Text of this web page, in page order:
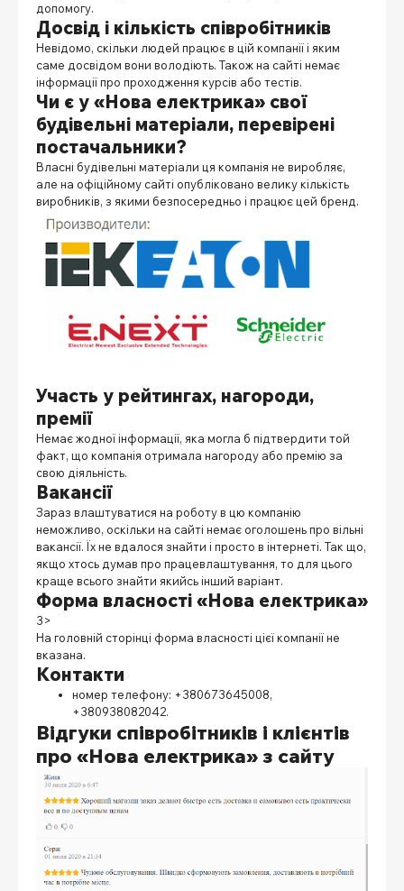
допомогу.
Досвід і кількість співробітників
Невідомо, скільки людей працює в цій компанії і яким
саме досвідом вони володіють. Також на сайті немає
інформації про проходження курсів або тестів.
Чи є у «Нова електрика» свої
будівельні матеріали, перевірені
постачальники?
Власні будівельні матеріали ця компанія не виробляє,
але на офіційному сайті опубліковано велику кількість
виробників, з якими безпосередньо і працює цей бренд.
Участь у рейтингах, нагороди,
премії
Немає жодної інформації, яка могла б підтвердити той
факт, що компанія отримала нагороду або премію за
свою діяльність.
Вакансії
Зараз влаштуватися на роботу в цю компанію
неможливо, оскільки на сайті немає оголошень про вільні
вакансії. Їх не вдалося знайти і просто в інтернеті. Так що,
якщо хтось думав про працевлаштування, то для цього
краще всього знайти якийсь інший варіант.
Форма власності «Нова електрика»
3>
На головній сторінці форма власності цієї компанії не
вказана.
Контакти
номер телефону: +380673645008,
+380938082042.
Відгуки співробітників і клієнтів
про «Нова електрика» з сайту